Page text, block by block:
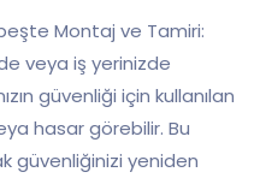
Montaj ve Tamiri:
veya iş yerinizde
güvenliği için kullanılan
hasar görebilir. Bu
güvenliğinizi yeniden